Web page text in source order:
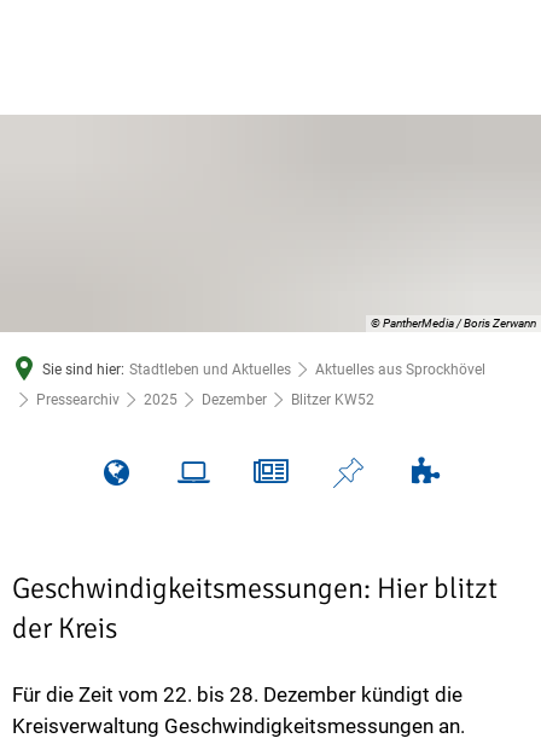
© PantherMedia / Boris Zerwann
Sie sind hier: Stadtleben und Aktuelles
Aktuelles aus Sprockhövel
Pressearchiv
2025 Dezember Blitzer KW52
Geschwindigkeitsmessungen: Hier blitzt
der Kreis
Für die Zeit vom 22. bis 28. Dezember kündigt die
Kreisverwaltung Geschwindigkeitsmessungen an.